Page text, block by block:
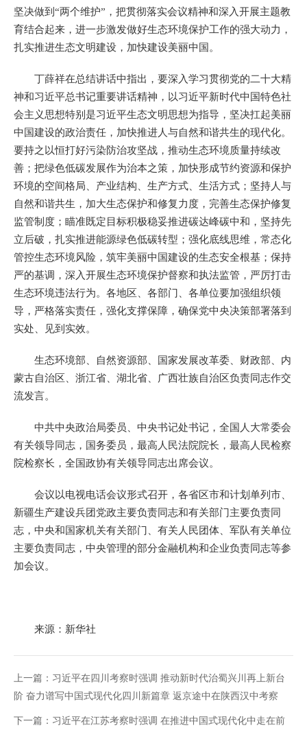
坚决做到“两个维护”，把贯彻落实会议精神和深入开展主题教
育结合起来，进一步激发做好生态环境保护工作的强大动力，
扎实推进生态文明建设，加快建设美丽中国。
丁薛祥在总结讲话中指出，要深入学习贯彻党的二十大精
神和习近平总书记重要讲话精神，以习近平新时代中国特色社
会主义思想特别是习近平生态文明思想为指导，坚决扛起美丽
中国建设的政治责任，加快推进人与自然和谐共生的现代化。
要持之以恒打好污染防治攻坚战，推动生态环境质量持续改
善；把绿色低碳发展作为治本之策，加快形成节约资源和保护
环境的空间格局、产业结构、生产方式、生活方式；坚持人与
自然和谐共生，加大生态保护和修复力度，完善生态保护修复
监管制度；瞄准既定目标积极稳妥推进碳达峰碳中和，坚持先
立后破，扎实推进能源绿色低碳转型；强化底线思维，常态化
管控生态环境风险，筑牢美丽中国建设的生态安全根基；保持
严的基调，深入开展生态环境保护督察和执法监管，严厉打击
生态环境违法行为。各地区、各部门、各单位要加强组织领
导，严格落实责任，强化支撑保障，确保党中央决策部署落到
实处、见到实效。
生态环境部、自然资源部、国家发展改革委、财政部、内
蒙古自治区、浙江省、湖北省、广西壮族自治区负责同志作交
流发言。
中共中央政治局委员、中央书记处书记，全国人大常委会
有关领导同志，国务委员，最高人民法院院长，最高人民检察
院检察长，全国政协有关领导同志出席会议。
会议以电视电话会议形式召开，各省区市和计划单列市、
新疆生产建设兵团党政主要负责同志和有关部门主要负责同
志，中央和国家机关有关部门、有关人民团体、军队有关单位
主要负责同志，中央管理的部分金融机构和企业负责同志等参
加会议。
来源：新华社
上一篇： 习近平在四川考察时强调 推动新时代治蜀兴川再上新台
阶 奋力谱写中国式现代化四川新篇章 返京途中在陕西汉中考察
下一篇： 习近平在江苏考察时强调 在推进中国式现代化中走在前